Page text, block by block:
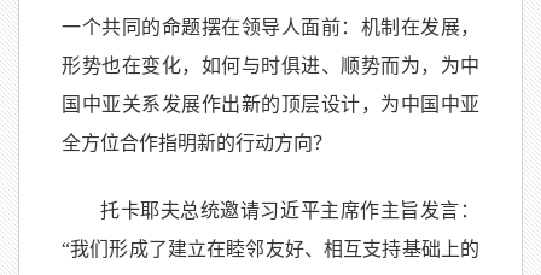
一个共同的命题摆在领导人面前：机制在发展，
形势也在变化，如何与时俱进、顺势而为，为中
国中亚关系发展作出新的顶层设计，为中国中亚
全方位合作指明新的行动方向？
托卡耶夫总统邀请习近平主席作主旨发言：
“我们形成了建立在睦邻友好、相互支持基础上的